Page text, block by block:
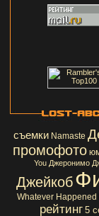
съемки Namaste
промофото
You Джеронимо
Джейкоб
Whatever Happened
рейтинг 5